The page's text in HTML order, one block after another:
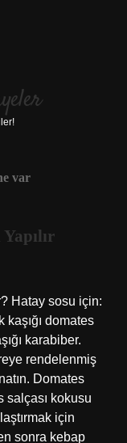
var
Hatay sosu için:
kaşığı domates
karabiber.
rendelenmiş
Domates
salçası kokusu
için
sonra kebap